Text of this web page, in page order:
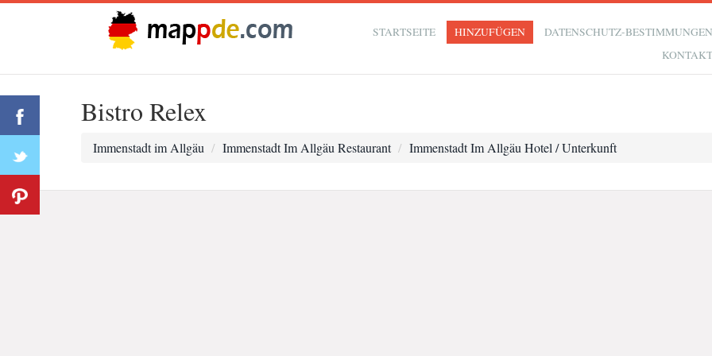
STARTSEITE HINZUFÜGEN
DATENSCHUTZ-
Bistro Relex
Immenstadt im Allgäu Immenstadt Im Allgäu Restaurant Immenstadt Im Allgäu Hotel / Unterkunft